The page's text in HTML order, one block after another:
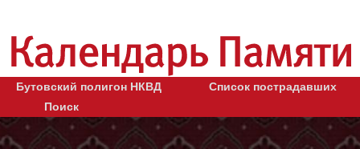
Бутовский полигон НКВД
Список пострадавших
Поиск